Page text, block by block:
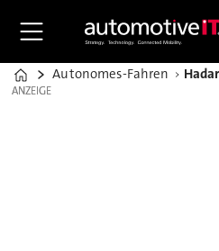
Home
Autonomes-Fahren
ANZEIGE
ANZEIGE